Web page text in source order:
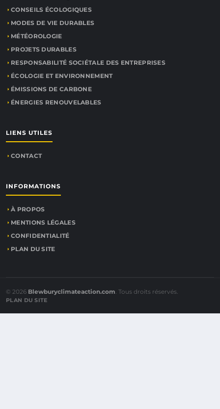
CONSEILS ÉCOLOGIQUES
MODES DE VIE DURABLES
MÉTÉOROLOGIE
PROJETS DURABLES
RESPONSABILITÉ SOCIÉTALE DES ENTREPRISES
ÉCOLOGIE ET ENVIRONNEMENT
ÉMISSIONS DE CARBONE
ÉNERGIES RENOUVELABLES
LIENS UTILES
CONTACT
INFORMATIONS
À PROPOS
MENTIONS LÉGALES
CONFIDENTIALITÉ
PLAN DU SITE
© 2026 Blewburyclimateaction.com. Tous droits réservés.
PLAN DU SITE